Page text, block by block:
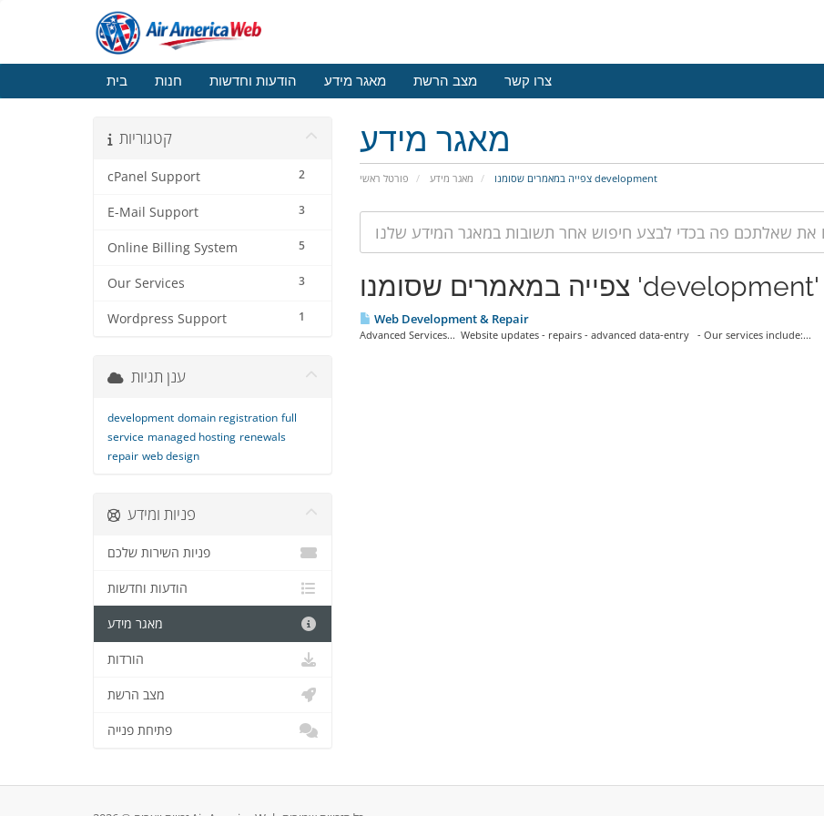
בית חנות הודעות וחדשות מאגר מידע מצב הרשת צרו קשר
מאגר מידע
פורטל ראשי מאגר מידע צפייה במאמרים שסומנו development
קטגוריות
2
cPanel Support
3
E-Mail Support
5
Online Billing System
3
Our Services
1
Wordpress Support
צפייה במאמרים שסומנו 'development'
Web Development & Repair
Advanced Services... Website updates - repairs - advanced data-entry - Our services include:...
ענן תגיות
development domain registration full
service managed hosting renewals
repair web design
פניות ומידע
פניות השירות שלכם
הודעות וחדשות
מאגר מידע
הורדות
מצב הרשת
פתיחת פנייה